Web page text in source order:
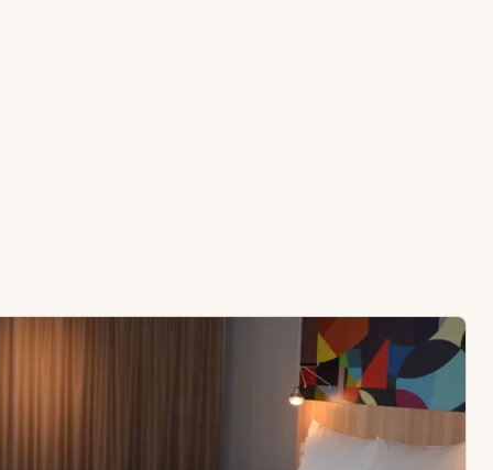
työntekoa varten.